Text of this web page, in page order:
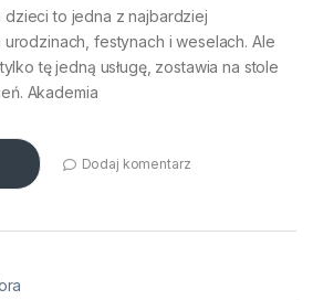
to jedna z najbardziej
festynach i weselach. Ale
tę jedną usługę, zostawia na stole
Akademia
Dodaj komentarz